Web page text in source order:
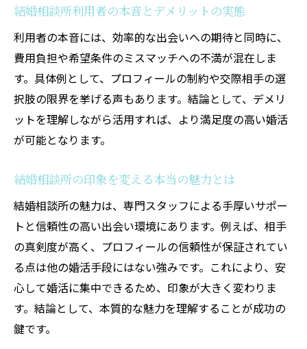
結婚相談所カウンセラーの相性を見極める
コツ
結婚相談所で理想の婚活を実現できる理由
結婚相談所のサポート体制と利用時の流れ
結婚相談所のサポートで不安を解消する方
法
結婚相談所で成婚した人のリアルな感想と
結婚相談所利用者のぶっちゃけ体験談を紹
介
結婚相談所デメリット体感談から学ぶ注意
点
結婚相談所で感じたギャップや意外な本音
結婚相談所利用者の本音とデメリットの実態
利用者の本音には、効率的な出会いへの期待と同時に、
費用負担や希望条件のミスマッチへの不満が混在しま
す。具体例として、プロフィールの制約や交際相手の選
択肢の限界を挙げる声もあります。結論として、デメリ
ットを理解しながら活用すれば、より満足度の高い婚活
が可能となります。
結婚相談所の印象を変える本当の魅力とは
結婚相談所の魅力は、専門スタッフによる手厚いサポー
トと信頼性の高い出会い環境にあります。例えば、相手
の真剣度が高く、プロフィールの信頼性が保証されてい
る点は他の婚活手段にはない強みです。これにより、安
心して婚活に集中できるため、印象が大きく変わりま
す。結論として、本質的な魅力を理解することが成功の
鍵です。